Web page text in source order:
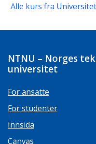
Alle kurs fra
NTNU – Norges
universitet
For ansatte
For studenter
Innsida
Canvas